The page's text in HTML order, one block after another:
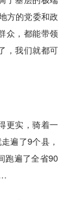
方的党委和政
众，都能带领
，我们就都可
更实，骑着一
遍了9个县，
跑遍了全省90